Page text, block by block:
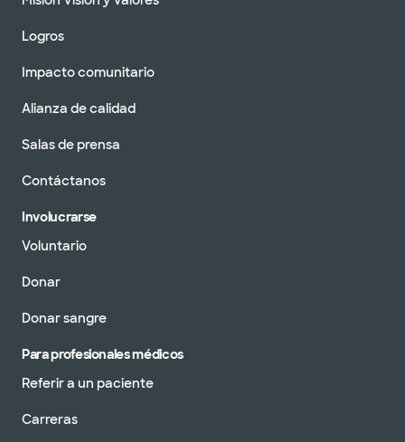
Logros
Impacto comunitario
Alianza de calidad
Salas de prensa
Contáctanos
Involucrarse
Voluntario
Donar
Donar sangre
Para profesionales médicos
Referir a un paciente
Carreras